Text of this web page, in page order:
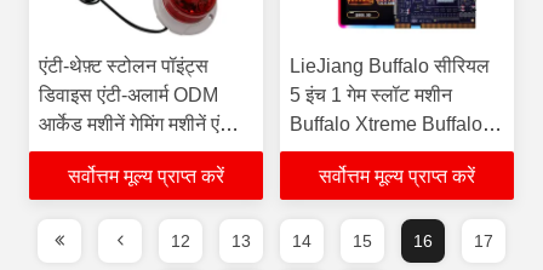
एंटी-थेफ़्ट स्टोलन पॉइंट्स
डिवाइस एंटी-अलार्म ODM
आर्केड मशीनें गेमिंग मशीनें एंटी-
अलार्म डिवाइस
सर्वोत्तम मूल्य प्राप्त करें
LieJiang Buffalo सीरियल
5 इंच 1 गेम स्लॉट मशीन
Buffalo Xtreme Buffalo
Diamond बिक्री के लिए
सर्वोत्तम मूल्य प्राप्त करें
12 13 14 15 16 17